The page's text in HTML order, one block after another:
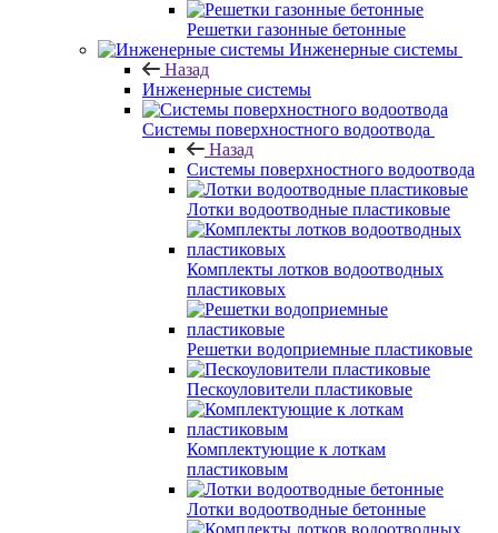
Решетки газонные бетонные
Инженерные системы
Назад
Инженерные системы
Системы поверхностного водоотвода
Назад
Системы поверхностного водоотвода
Лотки водоотводные пластиковые
Комплекты лотков водоотводных
пластиковых
Решетки водоприемные пластиковые
Пескоуловители пластиковые
Комплектующие к лоткам
пластиковым
Лотки водоотводные бетонные